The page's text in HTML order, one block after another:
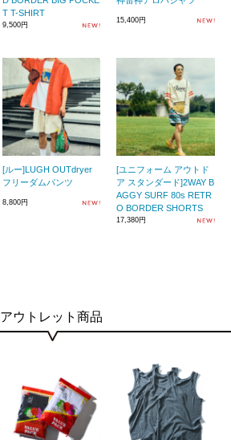
T T-SHIRT
9,500円
15,400円
[ルー]LUGH OUTdryer
フリーダムパンツ
8,800円
[ユニフォーム アウトド
ア スタンダード]2WAY B
AGGY SURF 80s RETR
O BORDER SHORTS
17,380円
アウトレット商品